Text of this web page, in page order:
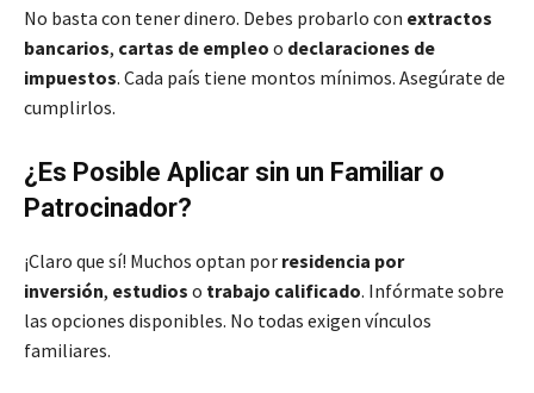
No basta con tener dinero. Debes probarlo con extractos
bancarios, cartas de empleo o declaraciones de
impuestos. Cada país tiene montos mínimos. Asegúrate de
cumplirlos.
¿Es Posible Aplicar sin un Familiar o
Patrocinador?
¡Claro que sí! Muchos optan por residencia por
inversión, estudios o trabajo calificado. Infórmate sobre
las opciones disponibles. No todas exigen vínculos
familiares.